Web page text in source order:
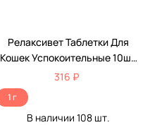
Релаксивет Таблетки Для
Кошек Успокоительные 10шт
Х108
316 ₽
1 г
В наличии 108шт.